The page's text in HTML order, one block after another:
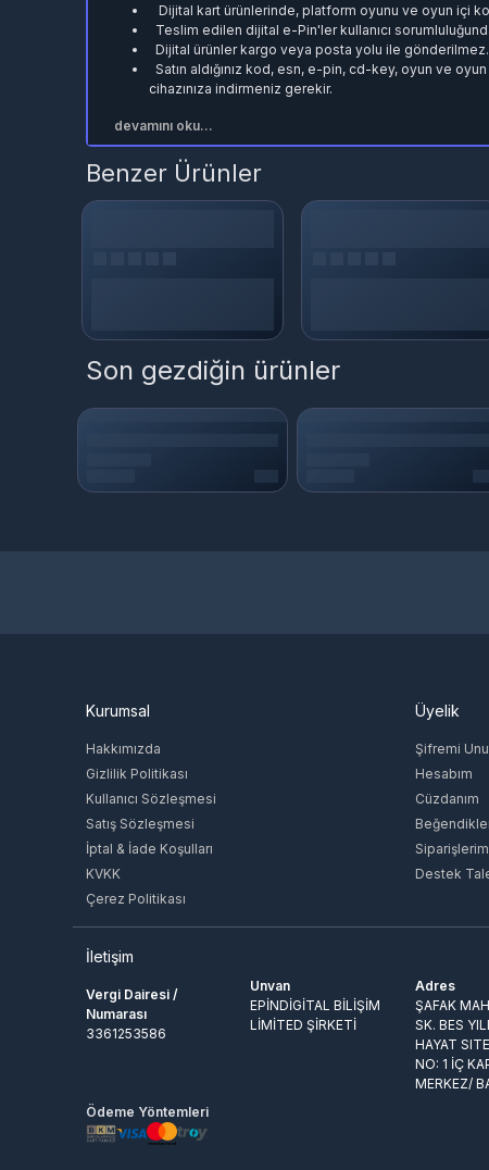
Dijital kart ürünlerinde, platform oyunu ve oyun içi
Teslim edilen dijital e-Pin'ler kullanıcı
Dijital ürünler kargo veya posta yolu ile gönderilmez.
Satın aldığınız kod, esn, e-pin, cd-key, oyun ve
cihazınıza indirmeniz gerekir.
devamını oku...
Benzer Ürünler
Son gezdiğin ürünler
Kurumsal
Hakkımızda
Gizlilik Politikası
Kullanıcı Sözleşmesi
Satış Sözleşmesi
İptal & İade Koşulları
KVKK
Çerez Politikası
Üyelik
Şifremi
Hesabım
Cüzdanım
Siparişlerim
Destek
İletişim
Vergi Dairesi /
Numarası
3361253586
Unvan
EPİNDİGİTAL BİLİŞİM
LİMİTED ŞİRKETİ
Adres
ŞAFAK
SK. BES
HAYAT
NO: 1 İÇ
MERKEZ/
Ödeme Yöntemleri